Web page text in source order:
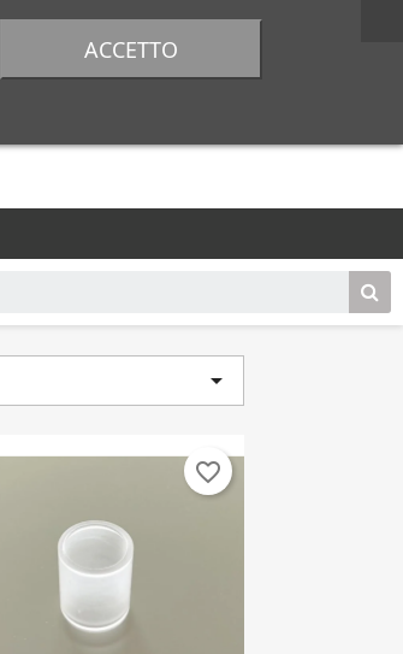

favorite_border
ACCETTO